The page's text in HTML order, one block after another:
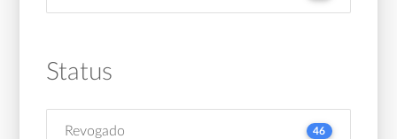
Status
Revogado 46